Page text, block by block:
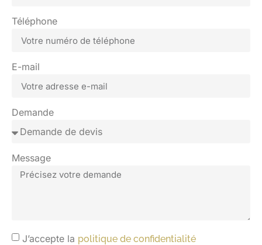
Téléphone
E-mail
Demande
Message
J’accepte la politique de confidentialité